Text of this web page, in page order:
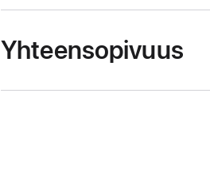
Yhteensopivuus